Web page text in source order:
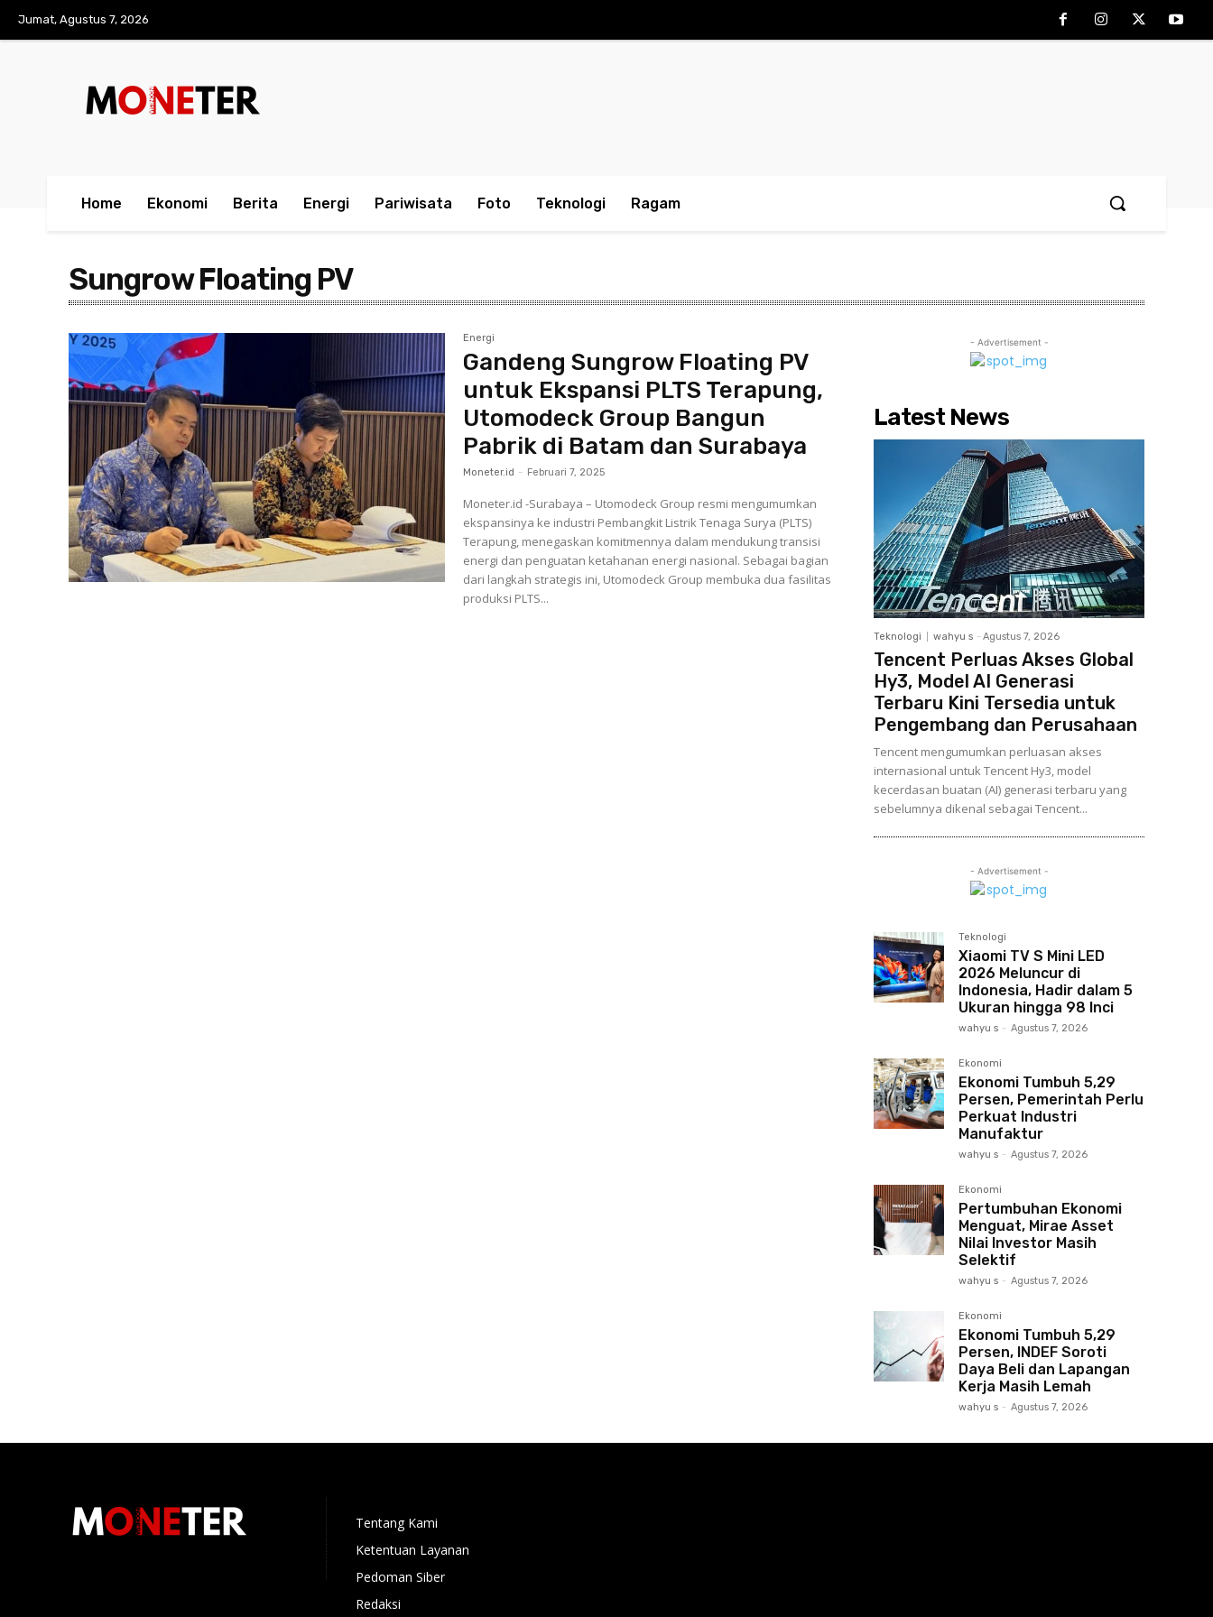
Jumat, Agustus 7, 2026
Home Ekonomi Berita Energi Pariwisata Foto Teknologi Ragam
Sungrow Floating PV
Energi
Gandeng Sungrow Floating PV
untuk Ekspansi PLTS Terapung,
Utomodeck Group Bangun
Pabrik di Batam dan Surabaya
Moneter.id - Februari 7, 2025
Moneter.id -Surabaya – Utomodeck Group resmi mengumumkan
ekspansinya ke industri Pembangkit Listrik Tenaga Surya (PLTS)
Terapung, menegaskan komitmennya dalam mendukung transisi
energi dan penguatan ketahanan energi nasional. Sebagai bagian
dari langkah strategis ini, Utomodeck Group membuka dua fasilitas
produksi PLTS...
- Advertisement -
Latest News
Teknologi wahyu s - Agustus 7, 2026
Tencent Perluas Akses Global
Hy3, Model AI Generasi
Terbaru Kini Tersedia untuk
Pengembang dan Perusahaan
Tencent mengumumkan perluasan akses
internasional untuk Tencent Hy3, model
kecerdasan buatan (AI) generasi terbaru yang
sebelumnya dikenal sebagai Tencent...
- Advertisement -
Teknologi
Xiaomi TV S Mini LED
2026 Meluncur di
Indonesia, Hadir dalam 5
Ukuran hingga 98 Inci
wahyu s - Agustus 7, 2026
Ekonomi
Ekonomi Tumbuh 5,29
Persen, Pemerintah Perlu
Perkuat Industri
Manufaktur
wahyu s - Agustus 7, 2026
Ekonomi
Pertumbuhan Ekonomi
Menguat, Mirae Asset
Nilai Investor Masih
Selektif
wahyu s - Agustus 7, 2026
Ekonomi
Ekonomi Tumbuh 5,29
Persen, INDEF Soroti
Daya Beli dan Lapangan
Kerja Masih Lemah
wahyu s - Agustus 7, 2026
Tentang Kami
Ketentuan Layanan
Pedoman Siber
Redaksi